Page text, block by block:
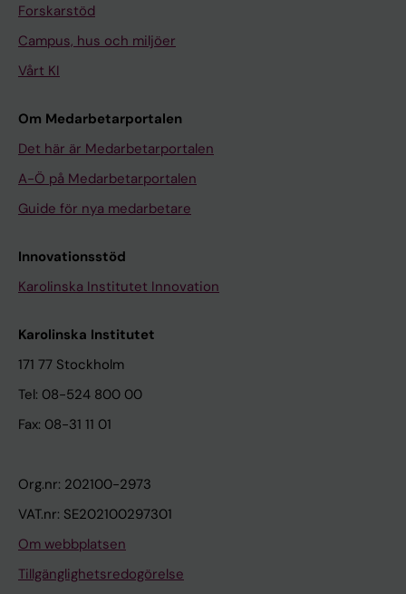
Forskarstöd
Campus, hus och miljöer
Vårt KI
Om Medarbetarportalen
Det här är Medarbetarportalen
A-Ö på Medarbetarportalen
Guide för nya medarbetare
Innovationsstöd
Karolinska Institutet Innovation
Karolinska Institutet
171 77 Stockholm
Tel: 08-524 800 00
Fax: 08-31 11 01
Org.nr: 202100-2973
VAT.nr: SE202100297301
Om webbplatsen
Tillgänglighetsredogörelse